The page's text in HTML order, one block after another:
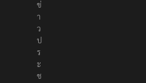
ส่
ง
ข่
า
ว
ป
ร